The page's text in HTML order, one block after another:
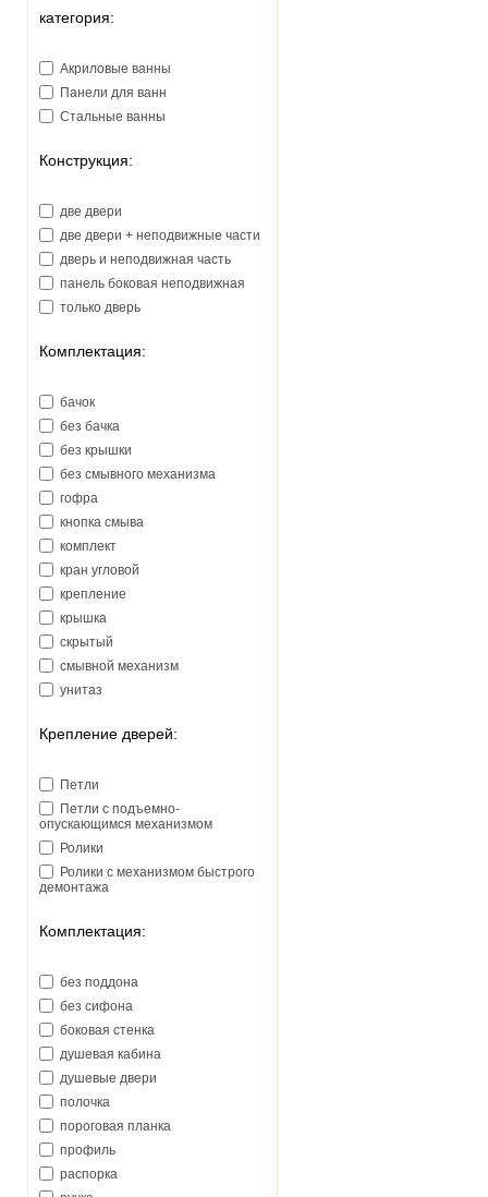
категория:
Акриловые ванны
Панели для ванн
Стальные ванны
Конструкция:
две двери
две двери + неподвижные части
дверь и неподвижная часть
панель боковая неподвижная
только дверь
Комплектация:
бачок
без бачка
без крышки
без смывного механизма
гофра
кнопка смыва
комплект
кран угловой
крепление
крышка
скрытый
смывной механизм
унитаз
Крепление дверей:
Петли
Петли с подъемно-
опускающимся механизмом
Ролики
Ролики с механизмом быстрого
демонтажа
Комплектация:
без поддона
без сифона
боковая стенка
душевая кабина
душевые двери
полочка
пороговая планка
профиль
распорка